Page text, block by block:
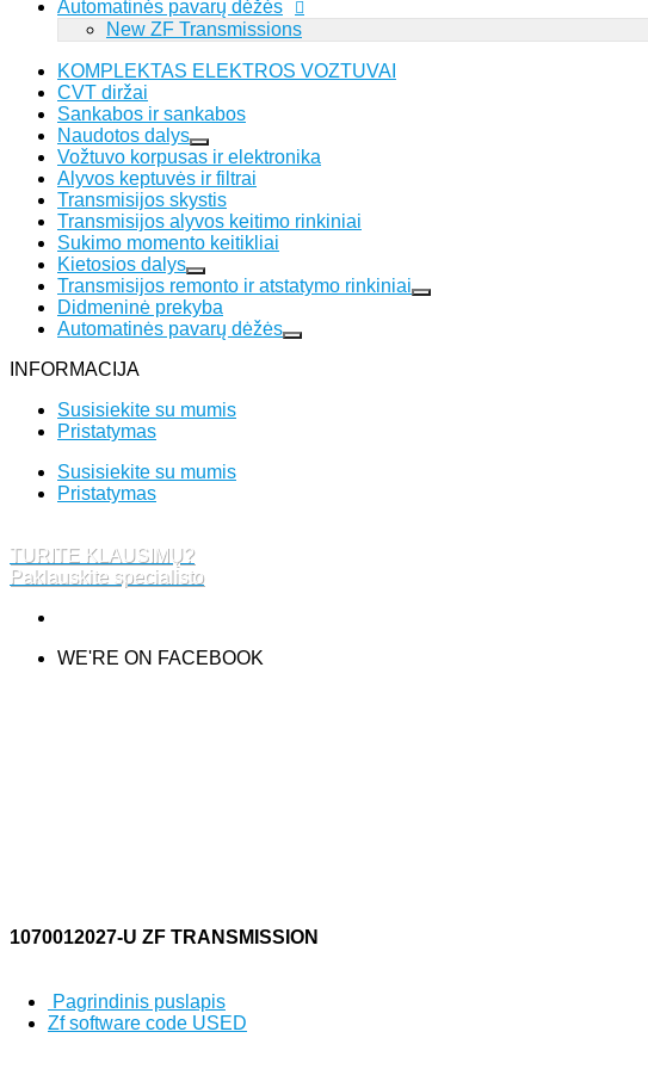
Automatinės pavarų dėžės
New ZF Transmissions
KOMPLEKTAS ELEKTROS VOZTUVAI
CVT diržai
Sankabos ir sankabos
Naudotos dalys
Vožtuvo korpusas ir elektronika
Alyvos keptuvės ir filtrai
Transmisijos skystis
Transmisijos alyvos keitimo rinkiniai
Sukimo momento keitikliai
Kietosios dalys
Transmisijos remonto ir atstatymo rinkiniai
Didmeninė prekyba
Automatinės pavarų dėžės
INFORMACIJA
Susisiekite su mumis
Pristatymas
Susisiekite su mumis
Pristatymas
TURITE KLAUSIMŲ?
Paklauskite specialisto
WE'RE ON FACEBOOK
1070012027-U ZF TRANSMISSION
Pagrindinis puslapis
Zf software code USED